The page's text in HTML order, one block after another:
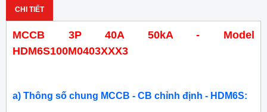
CHI TIẾT
MCCB 3P 40A 50kA - Model
HDM6S100M0403XXX3
a) Thông số chung MCCB - CB chỉnh định - HDM6S: